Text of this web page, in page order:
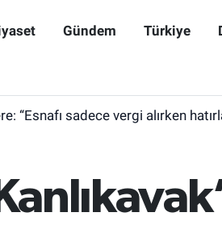
Gündem Türkiye
“Esnafı sadece vergi alırken